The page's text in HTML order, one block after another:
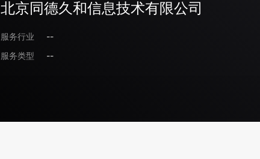
北京同德久和信息技术有限公司
服务行业
--
服务类型
--